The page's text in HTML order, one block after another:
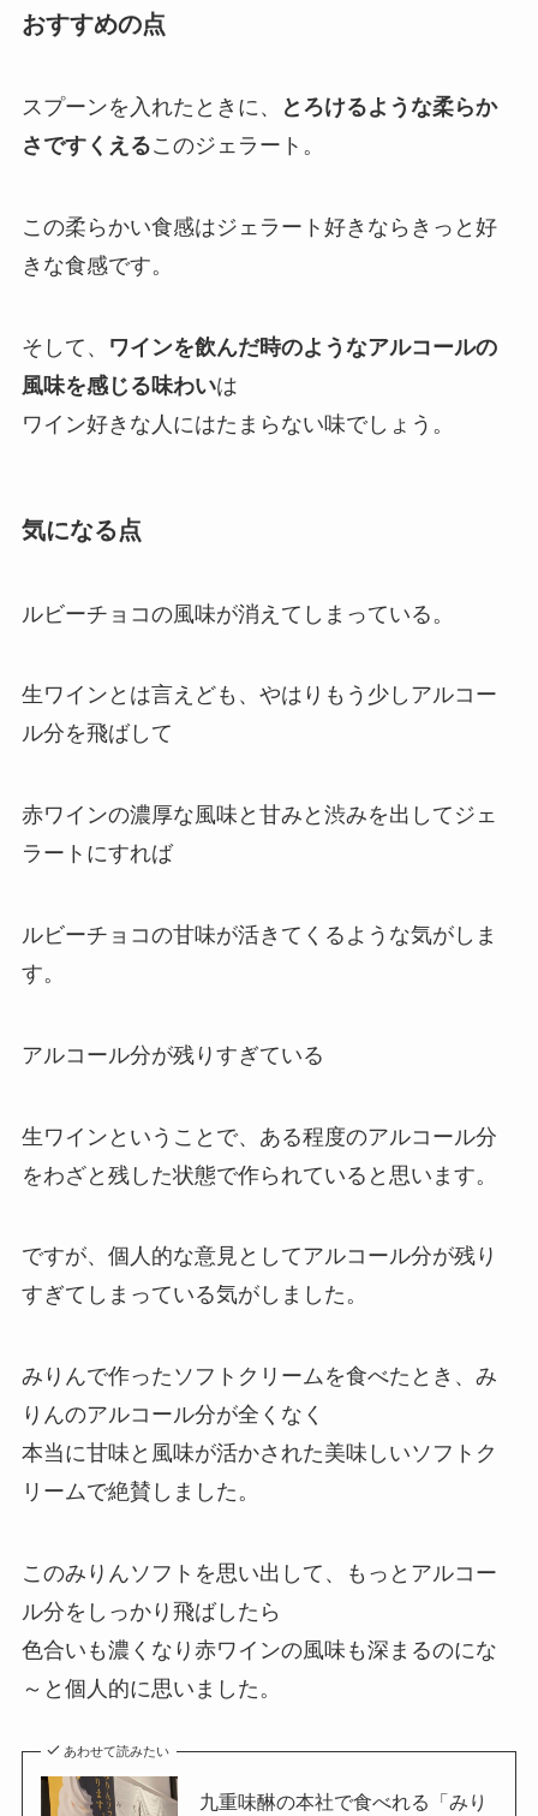
おすすめの点
スプーンを入れたときに、
とろけるような柔らか
さですくえるこのジェラート。
この柔らかい食感はジェラート好きならきっと好
きな食感です。
そして、
ワインを飲んだ時のようなアルコールの
風味を感じる味わいは
ワイン好きな人にはたまらない味でしょう。
気になる点
ルビーチョコの風味が消えてしまっている。
生ワインとは言えども、やはりもう少しアルコー
ル分を飛ばして
赤ワインの濃厚な風味と甘みと渋みを出してジェ
ラートにすれば
ルビーチョコの甘味が活きてくるような気がしま
す。
アルコール分が残りすぎている
生ワインということで、ある程度のアルコール分
をわざと残した状態で作られていると思います。
ですが、個人的な意見としてアルコール分が残り
すぎてしまっている気がしました。
みりんで作ったソフトクリームを食べたとき、み
りんのアルコール分が全くなく
本当に甘味と風味が活かされた美味しいソフトク
リームで絶賛しました。
このみりんソフトを思い出して、もっとアルコー
ル分をしっかり飛ばしたら
色合いも濃くなり赤ワインの風味も深まるのにな
～と個人的に思いました。
あわせて読みたい
九重味醂の本社で食べれる「みり